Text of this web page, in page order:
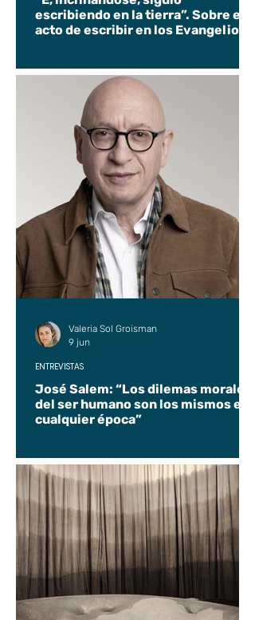
escribiendo en la tierra”. Sobre el
acto de escribir en los Evangelios.
José Salem: “Los dilemas morales
del ser humano son los mismos en
cualquier época”
ENTREVISTAS
Valeria Sol Groisman
9 jun